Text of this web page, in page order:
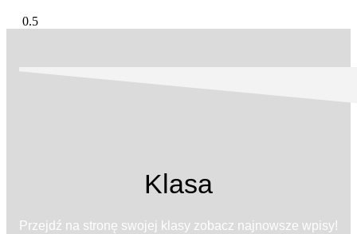
Klasa
Przejdź na stronę swojej klasy zobacz najnowsze wpisy!